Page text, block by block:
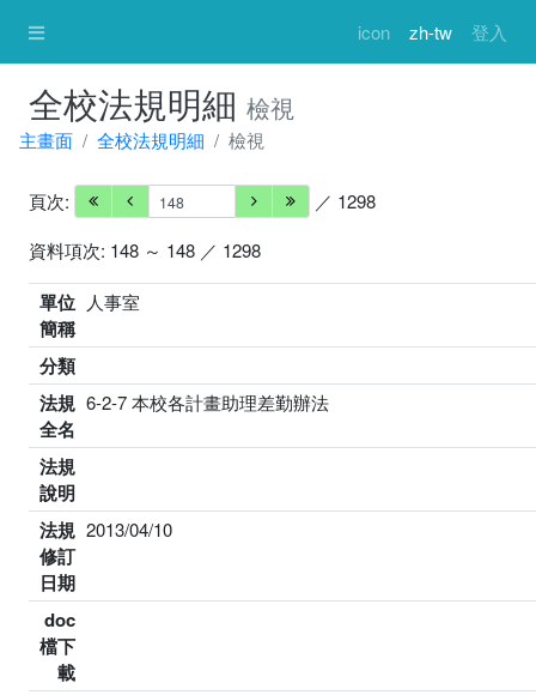
icon zh-tw 登入
全校法規明細 檢視
主畫面 全校法規明細 檢視
頁次:
／ 1298
資料項次: 148 ～ 148 ／ 1298
單位
簡稱
人事室
分類
法規
全名
6-2-7 本校各計畫助理差勤辦法
法規
說明
法規
修訂
日期
2013/04/10
doc
檔下
載